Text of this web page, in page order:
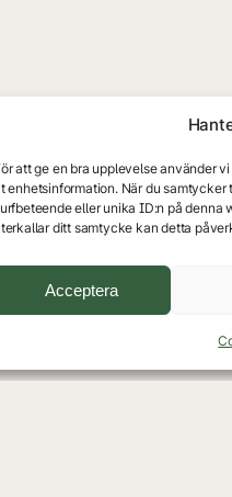
att ge en bra upplevelse använder
enhetsinformation. När du
eller unika ID:n på denna
ditt samtycke kan detta
Acceptera
inspirerar nästa generation